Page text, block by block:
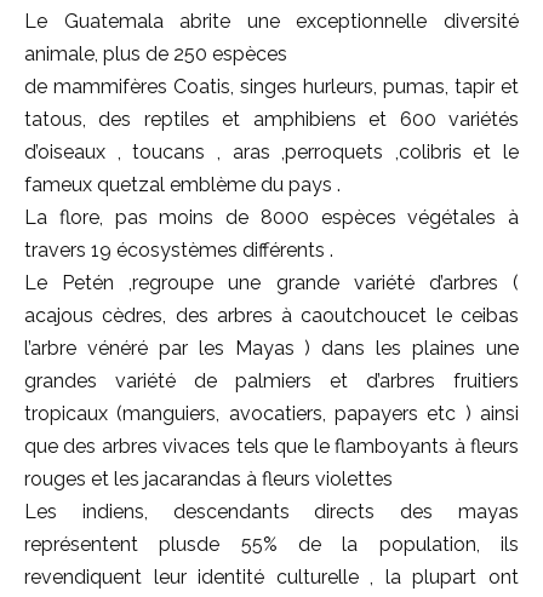
Le Guatemala abrite une exceptionnelle diversité
animale, plus de 250 espèces
de mammifères Coatis, singes hurleurs, pumas, tapir et
tatous, des reptiles et amphibiens et 600 variétés
d’oiseaux , toucans , aras ,perroquets ,colibris et le
fameux quetzal emblème du pays .
La flore, pas moins de 8000 espèces végétales à
travers 19 écosystèmes différents .
Le Petén ,regroupe une grande variété d’arbres (
acajous cèdres, des arbres à caoutchoucet le ceibas
l’arbre vénéré par les Mayas ) dans les plaines une
grandes variété de palmiers et d’arbres fruitiers
tropicaux (manguiers, avocatiers, papayers etc ) ainsi
que des arbres vivaces tels que le flamboyants à fleurs
rouges et les jacarandas à fleurs violettes
Les indiens, descendants directs des mayas
représentent plusde 55% de la population, ils
revendiquent leur identité culturelle , la plupart ont